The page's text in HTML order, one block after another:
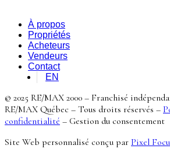
À propos
Propriétés
Acheteurs
Vendeurs
Contact
EN
© 2025 RE/MAX 2000 – Franchisé
RE/MAX Québec – Tous droits réservés –
confidentialité – Gestion du consentement
Site Web personnalisé conçu par Pixel